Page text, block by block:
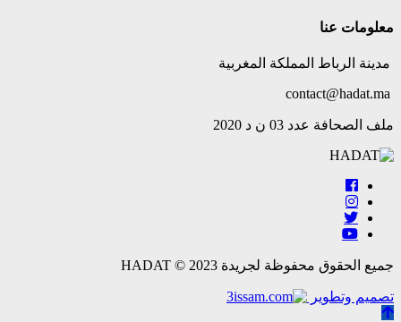
معلومات عنا
مدينة الرباط المملكة المغربية
ملف الصحافة عدد 03 ن د 2020
جميع الحقوق محفوظة لجريدة HADAT © 2023
تصميم وتطوير